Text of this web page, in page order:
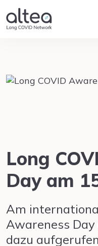
Long
Day am
Am
Awareness
dazu